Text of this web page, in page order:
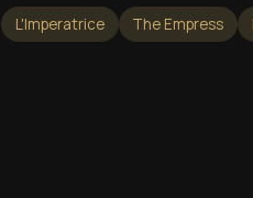
L'Imperatrice The Empress